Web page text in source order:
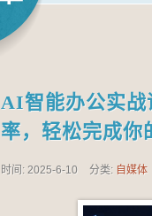
AI智能办公实战
率，轻松完成你
时间: 2025-6-10 分类: 自媒体